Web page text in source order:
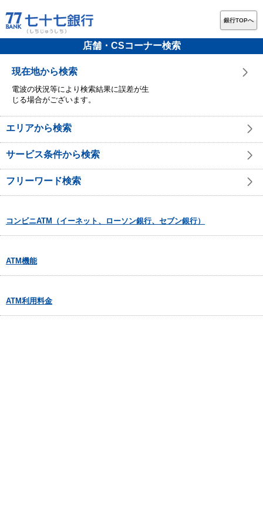
銀行TOPへ
店舗・CSコーナー検索
現在地から検索
電波の状況等により検索結果に誤差が生
じる場合がございます。
エリアから検索
サービス条件から検索
フリーワード検索
コンビニATM（イーネット、ローソン銀行、セブン銀行）
ATM機能
ATM利用料金